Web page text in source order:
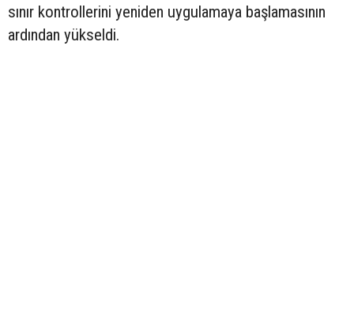
sınır kontrollerini yeniden uygulamaya başlamasının
ardından yükseldi.